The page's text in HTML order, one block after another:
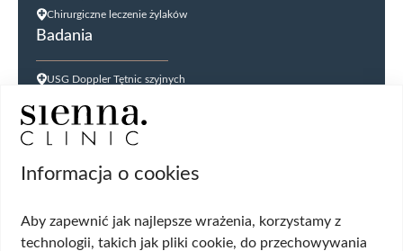
Chirurgiczne leczenie żylaków
Badania
USG Doppler Tętnic szyjnych
USG jąder
USG tarczycy
Cytologia płynna cienkowarstwowa (LBC
HPV DNA HR 14 genotypów
Biopsja cienkoigłowa tarczycy
Informacja o cookies
Aby zapewnić jak najlepsze wrażenia, korzystamy z
technologii, takich jak pliki cookie, do przechowywania